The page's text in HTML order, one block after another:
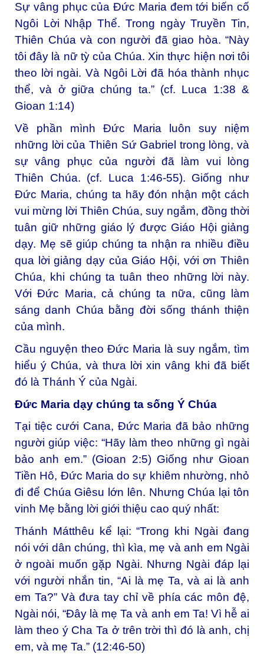
Sự vâng phục của Đức Maria đem tới biến cố
Ngôi Lời Nhập Thể. Trong ngày Truyền Tin,
Thiên Chúa và con người đã giao hòa. “Này
tôi đây là nữ tỳ của Chúa. Xin thực hiện nơi tôi
theo lời ngài. Và Ngôi Lời đã hóa thành nhục
thể, và ở giữa chúng ta.” (cf. Luca 1:38 &
Gioan 1:14)
Về phần mình Đức Maria luôn suy niệm
những lời của Thiên Sứ Gabriel trong lòng, và
sự vâng phục của người đã làm vui lòng
Thiên Chúa. (cf. Luca 1:46-55). Giống như
Đức Maria, chúng ta hãy đón nhận một cách
vui mừng lời Thiên Chúa, suy ngắm, đồng thời
tuân giữ những giáo lý được Giáo Hội giảng
dạy. Mẹ sẽ giúp chúng ta nhận ra nhiều điều
qua lời giảng dạy của Giáo Hội, với ơn Thiên
Chúa, khi chúng ta tuân theo những lời này.
Với Đức Maria, cả chúng ta nữa, cũng làm
sáng danh Chúa bằng đời sống thánh thiện
của mình.
Cầu nguyện theo Đức Maria là suy ngắm, tìm
hiểu ý Chúa, và thưa lời xin vâng khi đã biết
đó là Thánh Ý của Ngài.
Đức Maria dạy chúng ta sống Ý Chúa
Tại tiệc cưới Cana, Đức Maria đã bảo những
người giúp việc: “Hãy làm theo những gì ngài
bảo anh em.” (Gioan 2:5) Giống như Gioan
Tiền Hô, Đức Maria do sự khiêm nhường, nhỏ
đi để Chúa Giêsu lớn lên. Nhưng Chúa lại tôn
vinh Mẹ bằng lời giới thiệu cao quý nhất:
Thánh Mátthêu kể lại: “Trong khi Ngài đang
nói với dân chúng, thì kìa, mẹ và anh em Ngài
ở ngoài muốn gặp Ngài. Nhưng Ngài đáp lại
với người nhắn tin, “Ai là mẹ Ta, và ai là anh
em Ta?” Và đưa tay chỉ về phía các môn đệ,
Ngài nói, “Đây là mẹ Ta và anh em Ta! Vì hễ ai
làm theo ý Cha Ta ở trên trời thì đó là anh, chị
em, và mẹ Ta.” (12:46-50)